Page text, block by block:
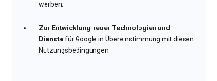
werben.
Zur Entwicklung neuer Technologien und
Dienstefür Google in Übereinstimmung mit diesen
Nutzungsbedingungen.